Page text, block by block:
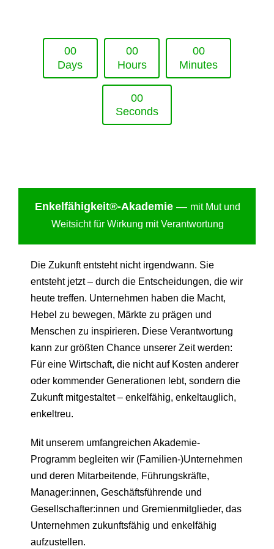
00
Days
00
Hours
00
Minutes
00
Seconds
Enkelfähigkeit®-Akademie — mit Mut und
Weitsicht für Wirkung mit Verantwortung
Die Zukunft entsteht nicht irgendwann. Sie
entsteht jetzt – durch die Entscheidungen, die wir
heute treffen. Unternehmen haben die Macht,
Hebel zu bewegen, Märkte zu prägen und
Menschen zu inspirieren. Diese Verantwortung
kann zur größten Chance unserer Zeit werden:
Für eine Wirtschaft, die nicht auf Kosten anderer
oder kommender Generationen lebt, sondern die
Zukunft mitgestaltet – enkelfähig, enkeltauglich,
enkeltreu.
Mit unserem umfangreichen Akademie-
Programm begleiten wir (Familien-)Unternehmen
und deren Mitarbeitende, Führungskräfte,
Manager:innen, Geschäftsführende und
Gesellschafter:innen und Gremienmitglieder, das
Unternehmen zukunftsfähig und enkelfähig
aufzustellen.